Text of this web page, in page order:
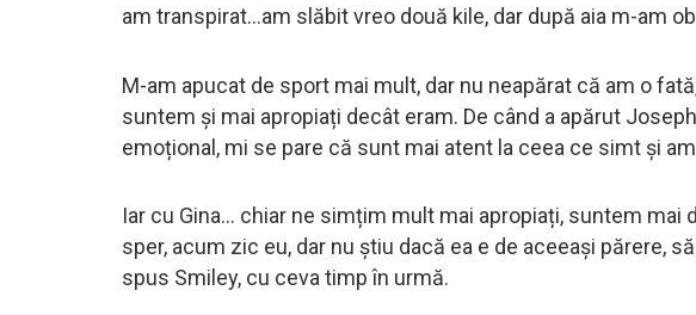
am transpirat…am slăbit vreo două kile, dar după aia m-am
M-am apucat de sport mai mult, dar nu neapărat că am o
suntem și mai apropiați decât eram. De când a apărut
emoțional, mi se pare că sunt mai atent la ceea ce simt și
Iar cu Gina… chiar ne simțim mult mai apropiați, suntem mai
sper, acum zic eu, dar nu știu dacă ea e de aceeași părere,
spus Smiley, cu ceva timp în urmă.